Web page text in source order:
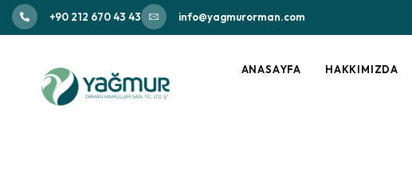
+90 212 670 43 43 info@yagmurorman.com
ANASAYFA HAKKIMIZDA